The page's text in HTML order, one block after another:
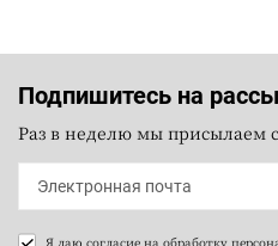
Подпишитесь на
Раз в неделю мы присылаем
Я даю согласие на обработку